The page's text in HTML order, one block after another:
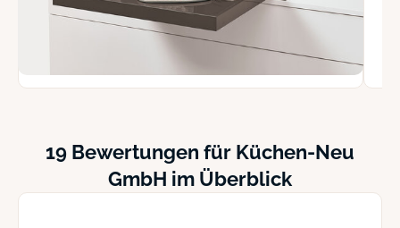
19 Bewertungen für Küchen-Neu
GmbH im Überblick